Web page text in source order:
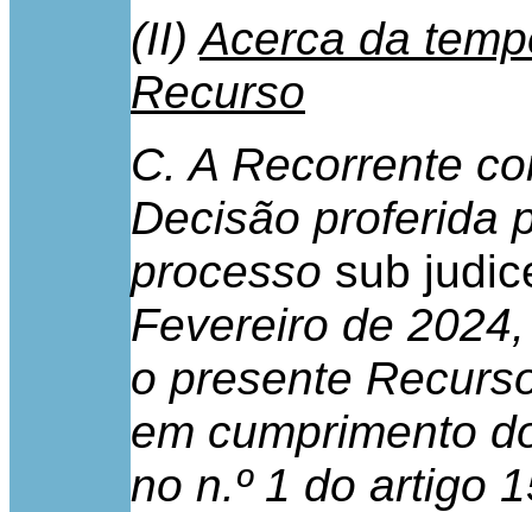
(II)Acerca da
Recurso
C. A Recorrente
Decisão proferida
processo sub
Fevereiro de
o presente
em cumprimento
no n.º 1 do artigo